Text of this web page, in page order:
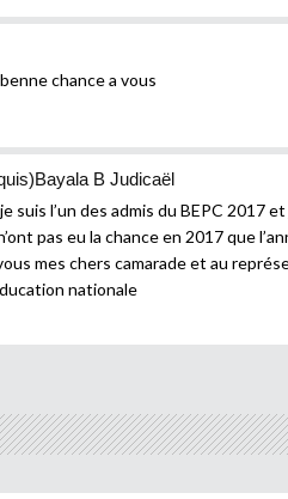
chance a vous
B Judicaël
suis l’un des admis du BEPC 2017
pas eu la chance en 2017 que
mes chers camarade et au
nationale